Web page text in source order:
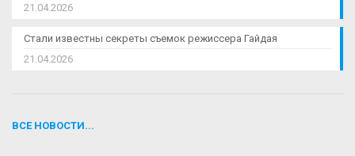
21.04.2026
Стали известны секреты съемок режиссера Гайдая
21.04.2026
ВСЕ НОВОСТИ...